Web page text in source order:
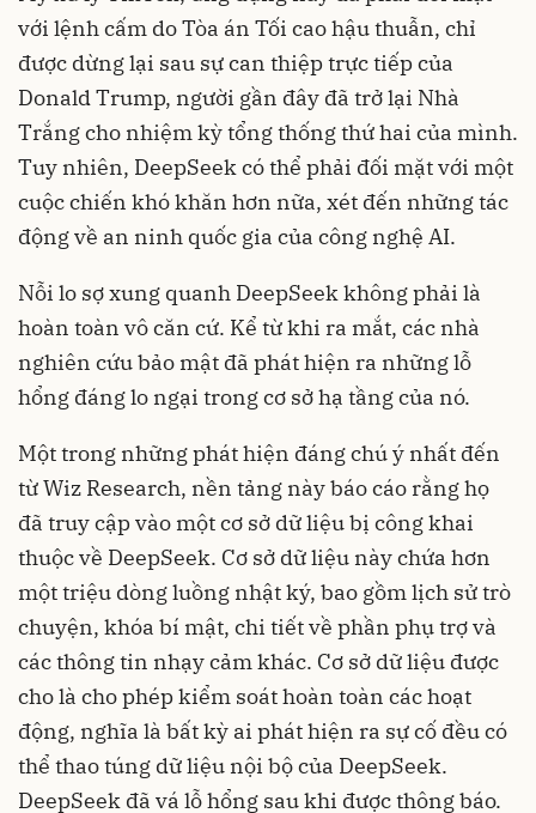
với lệnh cấm do Tòa án Tối cao hậu thuẫn, chỉ
được dừng lại sau sự can thiệp trực tiếp của
Donald Trump, người gần đây đã trở lại Nhà
Trắng cho nhiệm kỳ tổng thống thứ hai của mình.
Tuy nhiên, DeepSeek có thể phải đối mặt với một
cuộc chiến khó khăn hơn nữa, xét đến những tác
động về an ninh quốc gia của công nghệ AI.
Nỗi lo sợ xung quanh DeepSeek không phải là
hoàn toàn vô căn cứ. Kể từ khi ra mắt, các nhà
nghiên cứu bảo mật đã phát hiện ra những lỗ
hổng đáng lo ngại trong cơ sở hạ tầng của nó.
Một trong những phát hiện đáng chú ý nhất đến
từ Wiz Research, nền tảng này báo cáo rằng họ
đã truy cập vào một cơ sở dữ liệu bị công khai
thuộc về DeepSeek. Cơ sở dữ liệu này chứa hơn
một triệu dòng luồng nhật ký, bao gồm lịch sử trò
chuyện, khóa bí mật, chi tiết về phần phụ trợ và
các thông tin nhạy cảm khác. Cơ sở dữ liệu được
cho là cho phép kiểm soát hoàn toàn các hoạt
động, nghĩa là bất kỳ ai phát hiện ra sự cố đều có
thể thao túng dữ liệu nội bộ của DeepSeek.
DeepSeek đã vá lỗ hổng sau khi được thông báo.